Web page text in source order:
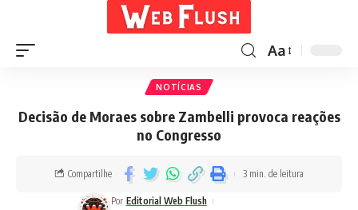
Aa
NOTÍCIAS
Decisão de Moraes sobre Zambelli provoca reações
no Congresso
Por Editorial Web Flush
Compartilhe 3 min. de leitura